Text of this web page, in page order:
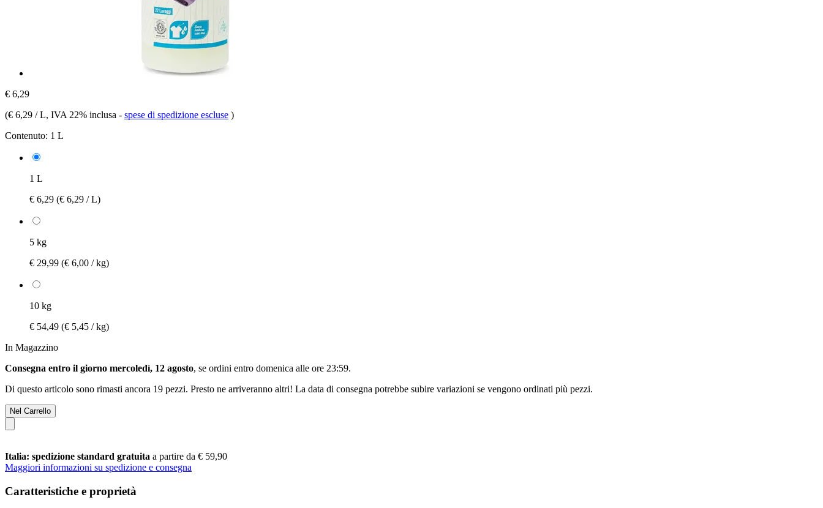
€ 6,29
(€ 6,29 / L, IVA 22% inclusa - spese di spedizione escluse )
Contenuto: 1 L
1 L
€ 6,29 (€ 6,29 / L)
5 kg
€ 29,99 (€ 6,00 / kg)
10 kg
€ 54,49 (€ 5,45 / kg)
In Magazzino
Consegna entro il giorno mercoledì, 12 agosto, se ordini entro domenica alle ore 23:59.
Di questo articolo sono rimasti ancora 19 pezzi. Presto ne arriveranno altri! La data di consegna potrebbe subire variazioni se vengono ordinati più pezzi.
Nel Carrello
Italia: spedizione standard gratuita a partire da € 59,90
Maggiori informazioni su spedizione e consegna
Caratteristiche e proprietà